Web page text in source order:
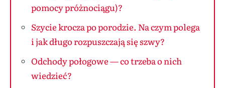
pomocy próżnociągu)?
Szycie krocza po porodzie. Na czym polega
i jak długo rozpuszczają się szwy?
Odchody połogowe — co trzeba o nich
wiedzieć?